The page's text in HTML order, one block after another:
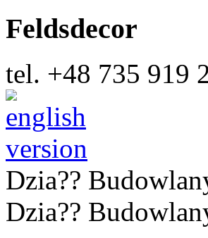
Feldsdecor
tel. +48 735 919
Dzia??
Dzia??